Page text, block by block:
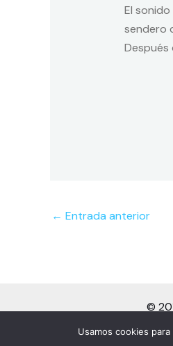
El
sendero
← Entrada anterior
©
Todos
Usamos cookies